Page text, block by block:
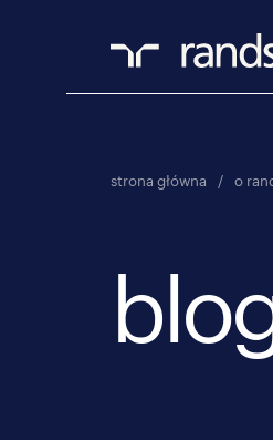
strona główna / o